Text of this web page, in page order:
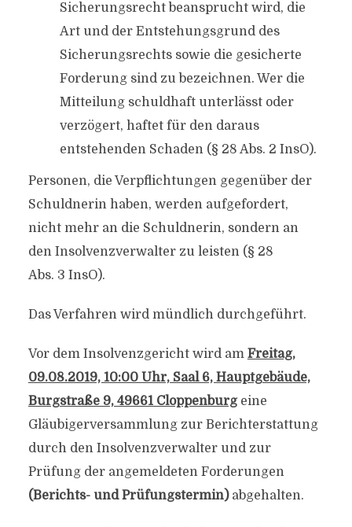
Sicherungsrecht beansprucht wird, die
Art und der Entstehungsgrund des
Sicherungsrechts sowie die gesicherte
Forderung sind zu bezeichnen. Wer die
Mitteilung schuldhaft unterlässt oder
verzögert, haftet für den daraus
entstehenden Schaden (§ 28 Abs. 2 InsO).
Personen, die Verpflichtungen gegenüber der
Schuldnerin haben, werden aufgefordert,
nicht mehr an die Schuldnerin, sondern an
den Insolvenzverwalter zu leisten (§ 28
Abs. 3 InsO).
Das Verfahren wird mündlich durchgeführt.
Vor dem Insolvenzgericht wird am Freitag,
09.08.2019, 10:00 Uhr, Saal 6, Hauptgebäude,
Burgstraße 9, 49661 Cloppenburgeine
Gläubigerversammlung zur Berichterstattung
durch den Insolvenzverwalter und zur
Prüfung der angemeldeten Forderungen
(Berichts- und Prüfungstermin) abgehalten.